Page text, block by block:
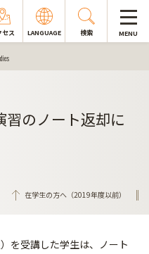
セス LANGUAGE 検索 MENU
習のノート返却に
在学生の方へ（2019年度以前）
を受講した学生は、ノート